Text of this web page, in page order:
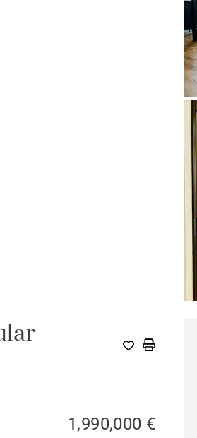
1,990,000 €